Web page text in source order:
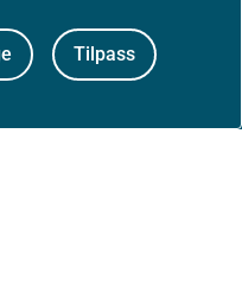
Tilpass